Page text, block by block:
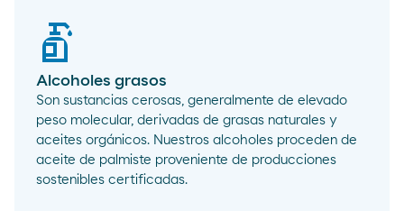
Alcoholes grasos
Son sustancias cerosas, generalmente de elevado
peso molecular, derivadas de grasas naturales y
aceites orgánicos. Nuestros alcoholes proceden de
aceite de palmiste proveniente de producciones
sostenibles certificadas.